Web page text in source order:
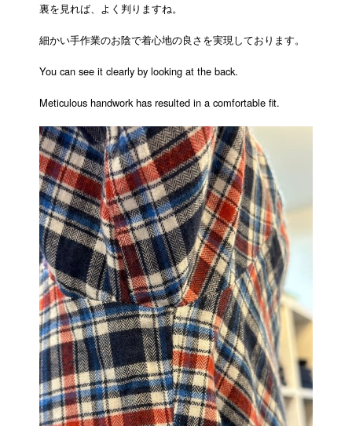
裏を見れば、よく判りますね。
細かい手作業のお陰で着心地の良さを実現しております。
You can see it clearly by looking at the back.
Meticulous handwork has resulted in a comfortable fit.